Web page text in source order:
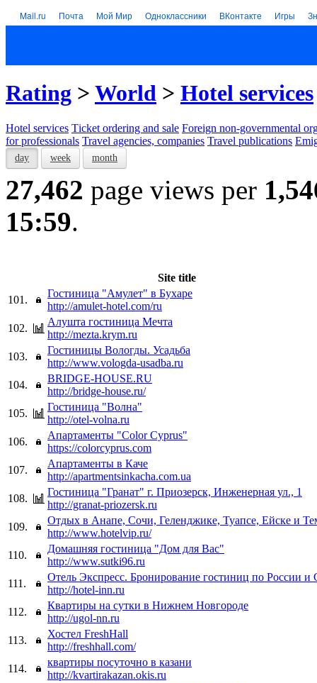
Mail.ru Почта Мой Мир Одноклассники ВКонтакте Игры
Rating > World > Hotel services
Hotel services Тicket ordering and sale Foreign non-governmental
for professionals Travel agencies, companies Travel publications
day week month
27,462 page views per
15:59.
Site title
101.
Гостиница "Амулет" в Бухаре
http://amulet-hotel.com/ru
102.
Алушта гостиница Мечта
http://mezta.krym.ru
103.
Гостиницы Вологды. Усадьба
http://www.vologda-usadba.ru
104.
BRIDGE-HOUSE.RU
http://bridge-house.ru/
105.
Гостиница "Волна"
http://otel-volna.ru
106.
Апартаменты "Color Cyprus"
https://colorcyprus.com
107.
Апартаменты в Каче
http://apartmentsinkacha.com.ua
108.
Гостиница "Гранат" г. Приозерск, Инженерная ул., 1
http://granat-priozersk.ru
109.
Отдых в Анапе, Сочи, Геленджике, Туапсе, Ейске и
http://www.hotelvip.ru/
110.
Домашняя гостиница "Дом для Вас"
http://www.sutki96.ru
111.
Отель Экспресс. Бронирование гостиниц по России и
http://hotel-inn.ru
112.
Квартиры на сутки в Нижнем Новгороде
http://ugol-nn.ru
113.
Хостел FreshHall
http://freshhall.com/
114.
квартиры посуточно в казани
http://kvartirakazan.okis.ru